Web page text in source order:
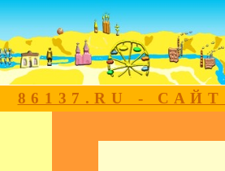
86137.RU -